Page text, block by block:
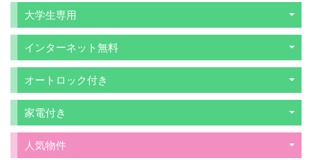
大学生専用
インターネット無料
オートロック付き
家電付き
人気物件